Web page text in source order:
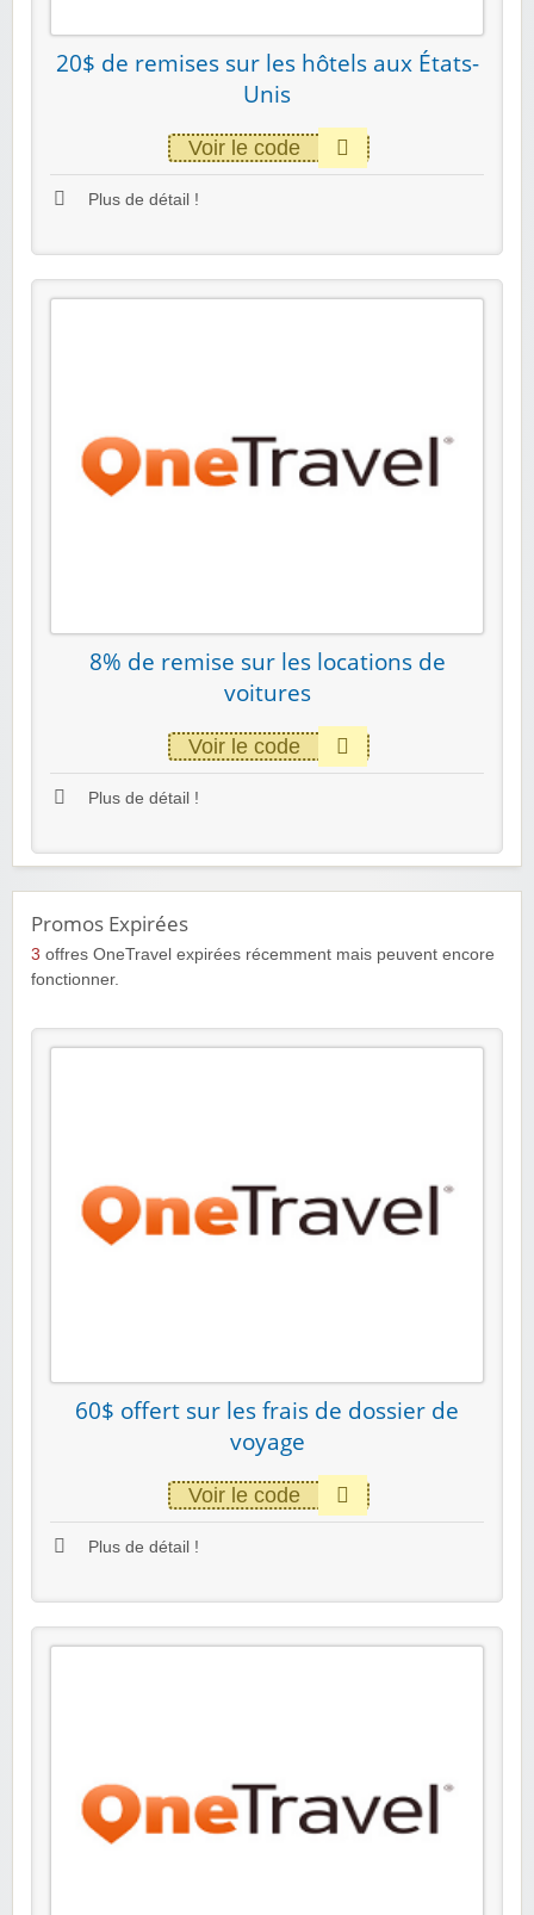
20$ de remises sur les hôtels aux États-
Unis
Voir le code
Plus de détail !
8% de remise sur les locations de
voitures
Voir le code
Plus de détail !
Promos Expirées
3 offres OneTravel expirées récemment mais peuvent encore
fonctionner.
60$ offert sur les frais de dossier de
voyage
Voir le code
Plus de détail !